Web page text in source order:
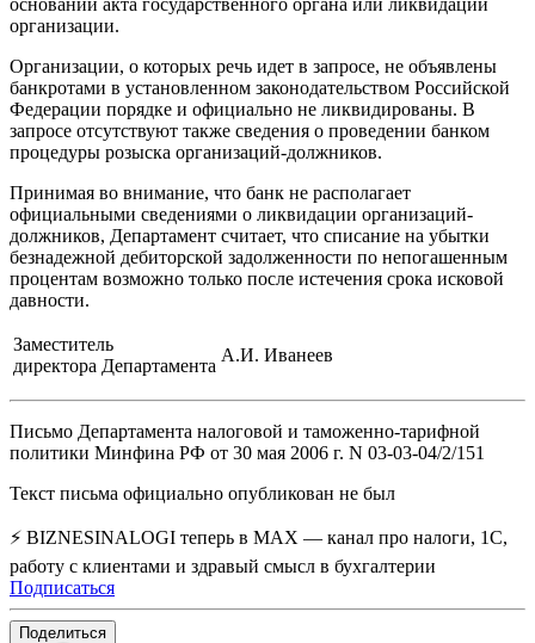
организации.
Организации, о которых речь идет в запросе, не объявлены
банкротами в установленном законодательством Российской
Федерации порядке и официально не ликвидированы. В
запросе отсутствуют также сведения о проведении банком
процедуры розыска организаций-должников.
Принимая во внимание, что банк не располагает
официальными сведениями о ликвидации организаций-
должников, Департамент считает, что списание на убытки
безнадежной дебиторской задолженности по непогашенным
процентам возможно только после истечения срока исковой
давности.
Заместитель
директора Департамента
А.И. Иванеев
Письмо Департамента налоговой и таможенно-тарифной
политики Минфина РФ от 30 мая 2006 г. N 03-03-04/2/151
Текст письма официально опубликован не был
⚡ BIZNESINALOGI теперь в MAX — канал про налоги, 1С,
работу с клиентами и здравый смысл в бухгалтерии
Подписаться
Поделиться